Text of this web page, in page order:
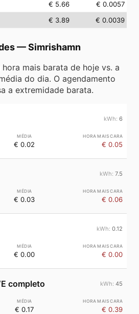
€ 5.66
€ 0.0057
€ 3.89 € 0.0039
—Simrishamn
mais barata de hoje vs. a
do dia. O agendamento
a extremidade barata.
6
€ 0.02 € 0.05
7.5
€ 0.03 € 0.06
0.12
€ 0.00 € 0.00
completo 45
€ 0.17 € 0.39